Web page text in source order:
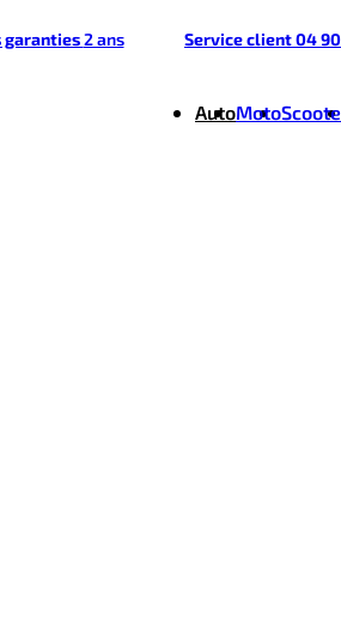
garanties2 ans Service client 04
AutoMoto